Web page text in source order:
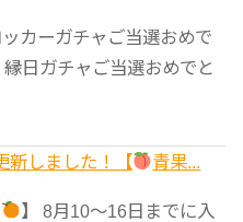
カーガチャご当選おめで
縁日ガチャご当選おめでと
新しました！【 青果...
】 8月10～16日までに入